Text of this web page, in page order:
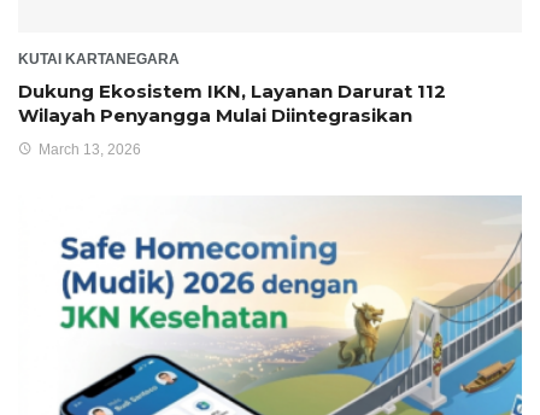
KUTAI KARTANEGARA
Dukung Ekosistem IKN, Layanan Darurat 112
Wilayah Penyangga Mulai Diintegrasikan
March 13, 2026